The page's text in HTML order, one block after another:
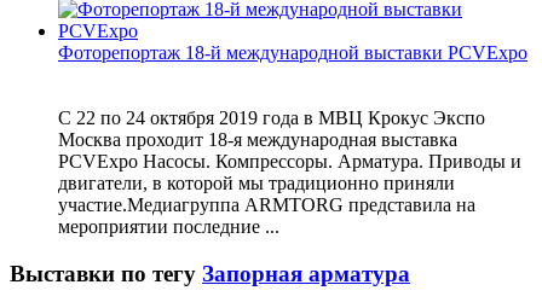
Фоторепортаж 18-й международной выставки PCVExpo
С 22 по 24 октября 2019 года в МВЦ Крокус Экспо
Москва проходит 18-я международная выставка
PCVExpo Насосы. Компрессоры. Арматура. Приводы и
двигатели, в которой мы традиционно приняли
участие.Медиагруппа ARMTORG представила на
мероприятии последние ...
Выставки по тегу Запорная арматура